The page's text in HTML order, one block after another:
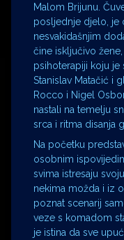
Malom Brijunu.
posljednje djelo, je
nesvakidašnjim
čine isključivo
psihoterapiji koju
Stanislav Matačić i
Rocco i Nigel
nastali na temelju
srca i ritma disanja
Na početku
osobnim
svima istresaju
nekima možda i iz
poznat scenarij
veze s komadom
je istina da sve